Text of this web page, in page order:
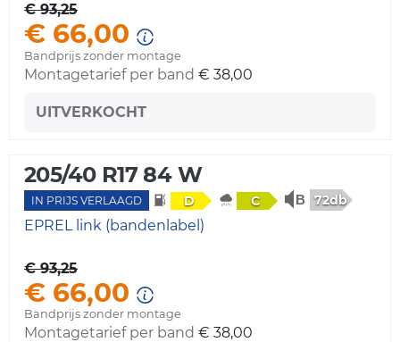
€ 93,25
€ 66,00
Bandprijs zonder montage
Montagetarief per band € 38,00
UITVERKOCHT
205/40 R17 84 W
IN PRIJS VERLAAGD D C 72db
EPREL link (bandenlabel)
€ 93,25
€ 66,00
Bandprijs zonder montage
Montagetarief per band € 38,00